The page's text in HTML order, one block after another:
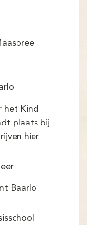
het Kind
plaats bij
hier
Baarlo